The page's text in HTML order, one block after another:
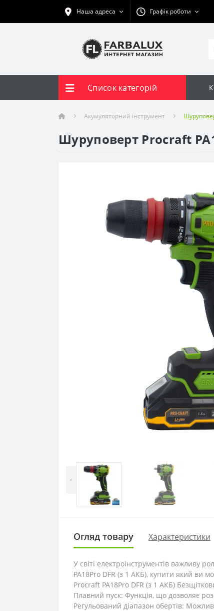
Наша адреса Графік роботи
Список категорій
Акумуляторний інструмент
Шуруповерт Procraft
<
Огляд товару Характеристики
У світі електроінструментів важливу
PA18Pro DFR (з 1 АКБ), купити який ви
Procraft PA18Pro DFR (з 1 АКБ)
Плавний пуск: Функція, що дозволяє
Регульований діапазон обертів: